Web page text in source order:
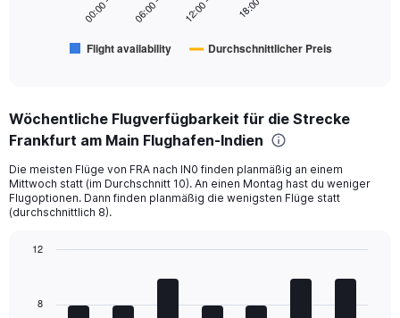
categories.
Range:
categories.
The
chart
Avg.
Flight availability Durchschnittlicher Preis
Wöchentliche Flugverfügbarkeit für die Strecke
Frankfurt am Main Flughafen-Indien
Die meisten Flüge von FRA nach IN0 finden planmäßig an einem
Mittwoch statt (im Durchschnitt 10). An einen Montag hast du weniger
Flugoptionen. Dann finden planmäßig die wenigsten Flüge statt
(durchschnittlich 8).
with8
12